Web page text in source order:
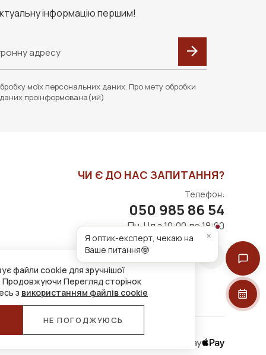
інформацію першим!
моїх персональних даних. Про мету обробки
проінформована(ий)
файли cookie для зручнішої
Продовжуючи Перегляд сторінок
з використанням файлів cookie
НЕ ПОГОДЖУЮСЬ
ЧИ Є ДО НАС ЗАПИТАННЯ?
Телефон:
050 985 86 54
Пн-Нд з 10:00 до 18:00
Я оптик-експерт, чекаю на
Ваше питання🤓
×